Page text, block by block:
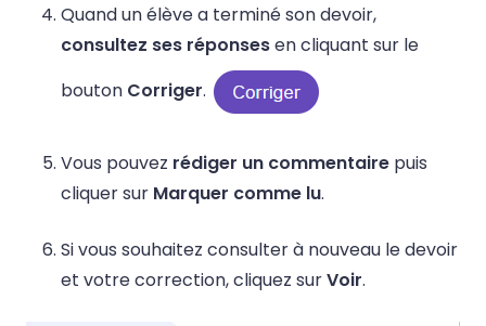
Quand un élève a terminé son devoir,
consultez ses réponsesen cliquant sur le
bouton Corriger.
Vous pouvez rédiger un commentaire puis
cliquer sur Marquer comme lu.
Si vous souhaitez consulter à nouveau le devoir
et votre correction, cliquez surVoir.